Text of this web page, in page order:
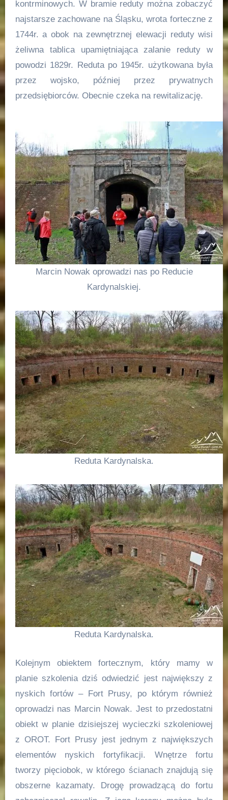
kontrminowych. W bramie reduty można zobaczyć
najstarsze zachowane na Śląsku, wrota forteczne z
1744r. a obok na zewnętrznej elewacji reduty wisi
żeliwna tablica upamiętniająca zalanie reduty w
powodzi 1829r. Reduta po 1945r. użytkowana była
przez wojsko, później przez prywatnych
przedsiębiorców. Obecnie czeka na rewitalizację.
Marcin Nowak oprowadzi nas po Reducie
Kardynalskiej.
Reduta Kardynalska.
Reduta Kardynalska.
Kolejnym obiektem fortecznym, który mamy w
planie szkolenia dziś odwiedzić jest największy z
nyskich fortów – Fort Prusy, po którym również
oprowadzi nas Marcin Nowak. Jest to przedostatni
obiekt w planie dzisiejszej wycieczki szkoleniowej
z OROT. Fort Prusy jest jednym z największych
elementów nyskich fortyfikacji. Wnętrze fortu
tworzy pięciobok, w którego ścianach znajdują się
obszerne kazamaty. Drogę prowadzącą do fortu